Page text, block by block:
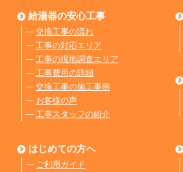
給湯器の安心工事
― 交換工事の流れ
― 工事の対応エリア
― 工事の現地調査エリア
― 工事費用の詳細
― 交換工事の施工事例
― お客様の声
― 工事スタッフの紹介
はじめての方へ
― ご利用ガイド